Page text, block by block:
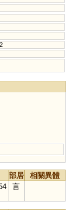
部居
相關異體
言